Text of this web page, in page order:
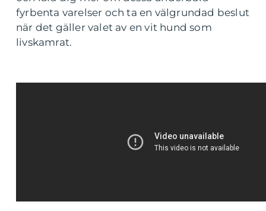
fyrbenta varelser och ta en välgrundad beslut
när det gäller valet av en vit hund som
livskamrat.